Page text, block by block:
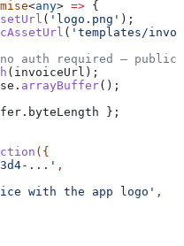
<any> => {
( 'logo.png' );
( 'templates/
auth required — public
( invoiceUrl );
. arrayBuffer();
. byteLength };
({
...' ,
with the app logo' ,